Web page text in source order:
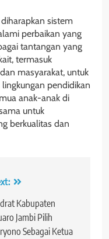
sistem
perbaikan yang
tantangan yang
termasuk
masyarakat, untuk
pendidikan
anak-anak di
untuk
berkualitas dan
Kabupaten
Jambi Pilih
Sebagai Ketua